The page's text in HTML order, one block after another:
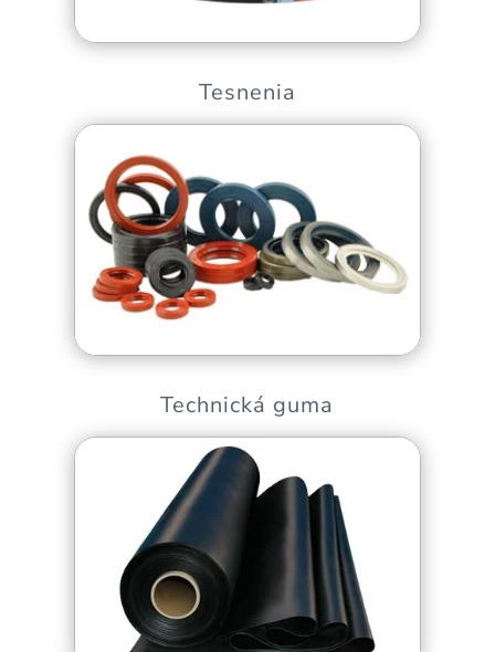
Tesnenia
Technická guma